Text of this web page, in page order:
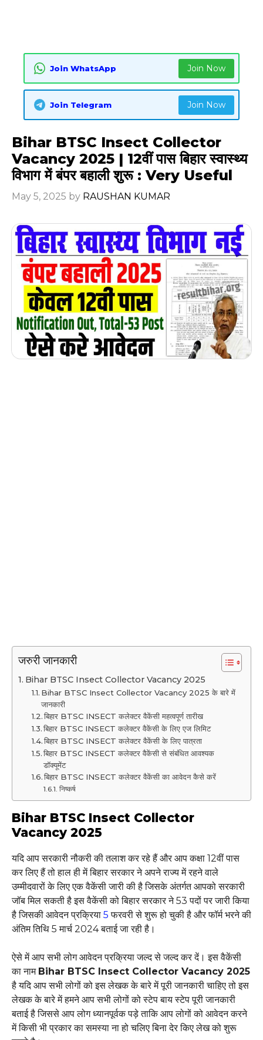
Join WhatsApp Join Now
Join Telegram Join Now
Bihar BTSC Insect Collector
Vacancy 2025 | 12वीं पास बिहार स्वास्थ्य
विभाग में बंपर बहाली शुरू : Very Useful
May 5, 2025 by RAUSHAN KUMAR
जरुरी जानकारी
Bihar BTSC Insect Collector Vacancy 2025
Bihar BTSC Insect Collector Vacancy 2025 के बारे में
जानकारी
बिहार BTSC INSECT कलेक्टर वैकेंसी महत्वपूर्ण तारीख
बिहार BTSC INSECT कलेक्टर वैकेंसी के लिए एज लिमिट
बिहार BTSC INSECT कलेक्टर वैकेंसी के लिए पात्रता
बिहार BTSC INSECT कलेक्टर वैकेंसी से संबंधित आवश्यक
डॉक्यूमेंट
बिहार BTSC INSECT कलेक्टर वैकेंसी का आवेदन कैसे करें
निष्कर्ष
Bihar BTSC Insect Collector
Vacancy 2025
यदि आप सरकारी नौकरी की तलाश कर रहे हैं और आप कक्षा 12वीं पास
कर लिए हैं तो हाल ही में बिहार सरकार ने अपने राज्य में रहने वाले
उम्मीदवारों के लिए एक वैकेंसी जारी की है जिसके अंतर्गत आपको सरकारी
जॉब मिल सकती है इस वैकेंसी को बिहार सरकार ने 53 पदों पर जारी किया
है जिसकी आवेदन प्रक्रिया 5 फरवरी से शुरू हो चुकी है और फॉर्म भरने की
अंतिम तिथि 5 मार्च 2024 बताई जा रही है।
ऐसे में आप सभी लोग आवेदन प्रक्रिया जल्द से जल्द कर दें। इस वैकेंसी
का नाम Bihar BTSC Insect Collector Vacancy 2025
है यदि आप सभी लोगों को इस लेखक के बारे में पूरी जानकारी चाहिए तो इस
लेखक के बारे में हमने आप सभी लोगों को स्टेप बाय स्टेप पूरी जानकारी
बताई है जिससे आप लोग ध्यानपूर्वक पड़े ताकि आप लोगों को आवेदन करने
में किसी भी प्रकार का समस्या ना हो चलिए बिना देर किए लेख को शुरू